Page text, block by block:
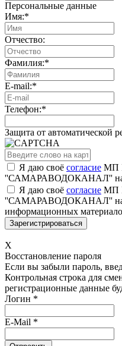
Персональные данные
Имя:*
Отчество:
Фамилия:*
E-mail:*
Телефон:*
Защита от автоматической
Я даю своё согласие МП
''САМАРАВОДОКАНАЛ''
Я даю своё согласие МП
''САМАРАВОДОКАНАЛ'' на
информационных
X
Восстановление пароля
Если вы забыли пароль,
Контрольная строка для
регистрационные данные
Логин *
E-Mail *